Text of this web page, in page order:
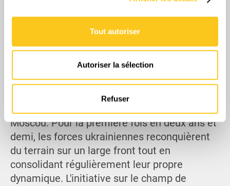
Les cookies nous permettent de personnaliser le contenu
médias sociaux et d'analyser notre trafic. Nous
partageons également des informations sur l'utilisation de
notre site avec nos partenaires de médias sociaux, de
ou qu'ils ont collectées lors de votre utilisation de leurs
services.
Tout autoriser
Autoriser la sélection
Refuser
Globalement, l'Ukraine a non seulement brisé
l'effort offensif printanier majeur de la Russie,
mais a complètement annulé, dans plusieurs
secteurs, les gains limités obtenus par
Moscou. Pour la première fois en deux ans et
demi, les forces ukrainiennes reconquièrent
du terrain sur un large front tout en
consolidant régulièrement leur propre
dynamique. L'initiative sur le champ de